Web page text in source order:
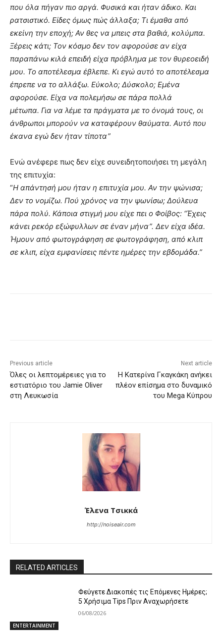
που όλα πήγαν πιο αργά. Φυσικά και ήταν άδικο. Και
ρατσιστικό. Είδες όμως πώς άλλαξα; Τι έμαθα από
εκείνη την εποχή; Αν θες να μπεις στα βαθιά, κολύμπα.
Ξέρεις κάτι; Τον κόσμο δεν τον αφορούσε αν είχα
παραπάνω κιλά επειδή είχα πρόβλημα με τον θυρεοειδή
μου. Το αποτέλεσμα έβλεπε. Κι εγώ αυτό το αποτέλεσμα
έπρεπε να το αλλάξω. Εύκολο; Δύσκολο; Εμένα
αφορούσε. Είχα να πολεμήσω σε πάρα πολλά
μέτωπα. Για να λέμε τα πράγματα με το όνομά τους, οι
άνθρωποι μπορούν να καταφέρουν θαύματα. Αυτό που
έκανα εγώ δεν ήταν τίποτα”
Ενώ ανέφερε πως δεν είχε συνειδητοποιήσει τη μεγάλη
της επιτυχία:
“Η απάντησή μου ήταν η επιτυχία μου. Αν την ψώνισα;
Δεν το νομίζω. Πού χρόνος να την ψωνίσω; Δούλευα
πάρα πολύ. Κάποια στιγμή μου είχε πει ο Φοίβος: “Έχεις
κάνει ρεκόρ εξώφυλλων σε έναν μήνα”. Δεν είχα ιδέα.
Ήμουν από φωτογράφηση σε φωτογράφηση, από κλιπ
σε κλιπ, είχα εμφανίσεις πέντε ημέρες την εβδομάδα.”
Previous article
Όλες οι λεπτομέρειες για το
εστιατόριο του Jamie Oliver
στη Λευκωσία
Next article
H Kατερίνα Γκαγκάκη ανήκει
πλέον επίσημα στο δυναμικό
του Mega Κύπρου
Έλενα Τσικκά
http://noiseair.com
RELATED ARTICLES
ENTERTAINMENT
Φεύγετε Διακοπές τις Επόμενες Ημέρες;
5 Χρήσιμα Tips Πριν Αναχωρήσετε
06/08/2026